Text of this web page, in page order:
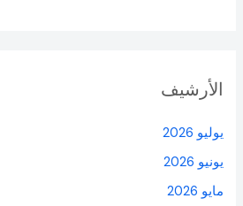
الأرشيف
يوليو 2026
يونيو 2026
مايو 2026